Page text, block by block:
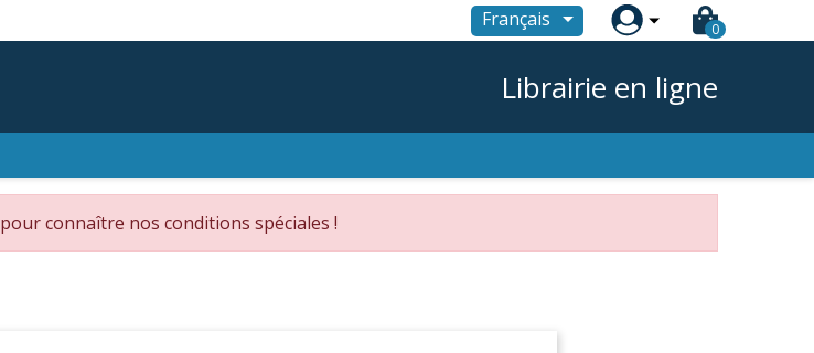
Français  0
Librairie en ligne
pour connaître nos conditions spéciales !